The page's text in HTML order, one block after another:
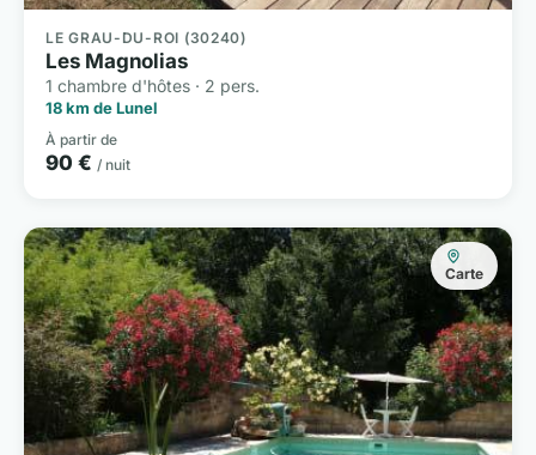
LE GRAU-DU-ROI (30240)
Les Magnolias
1 chambre d'hôtes · 2 pers.
18 km de Lunel
À partir de
90 € / nuit
Carte